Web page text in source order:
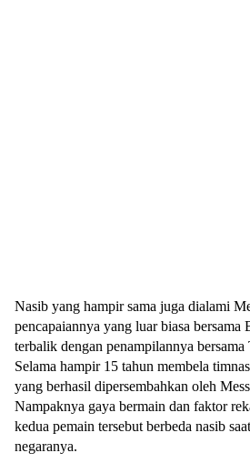
Nasib yang hampir sama juga dialami
pencapaiannya yang luar biasa bersama
terbalik dengan penampilannya
Selama hampir 15 tahun membela
yang berhasil dipersembahkan oleh
Nampaknya gaya bermain dan faktor
kedua pemain tersebut berbeda nasib
negaranya.